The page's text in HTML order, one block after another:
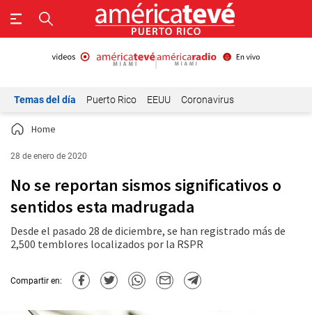
Temas del día Puerto Rico EEUU Coronavirus
Home
28 de enero de 2020
No se reportan sismos significativos o
sentidos esta madrugada
Desde el pasado 28 de diciembre, se han registrado más de
2,500 temblores localizados por la RSPR
Compartir en: